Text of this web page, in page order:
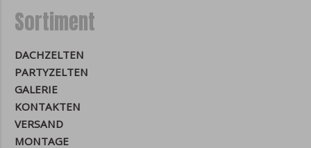
Sortiment
DACHZELTEN
PARTYZELTEN
GALERIE
KONTAKTEN
VERSAND
MONTAGE
Nutzers (zB beim Abmelden von der
die auch nach einem Neustart im
Browser verbleiben und je nach
Einstellung verfallen.
Die Herkunft von Cookies mit Ihrem
Browser kann von der ersten Partei
(Website), Ihnen (Sie können Cookies